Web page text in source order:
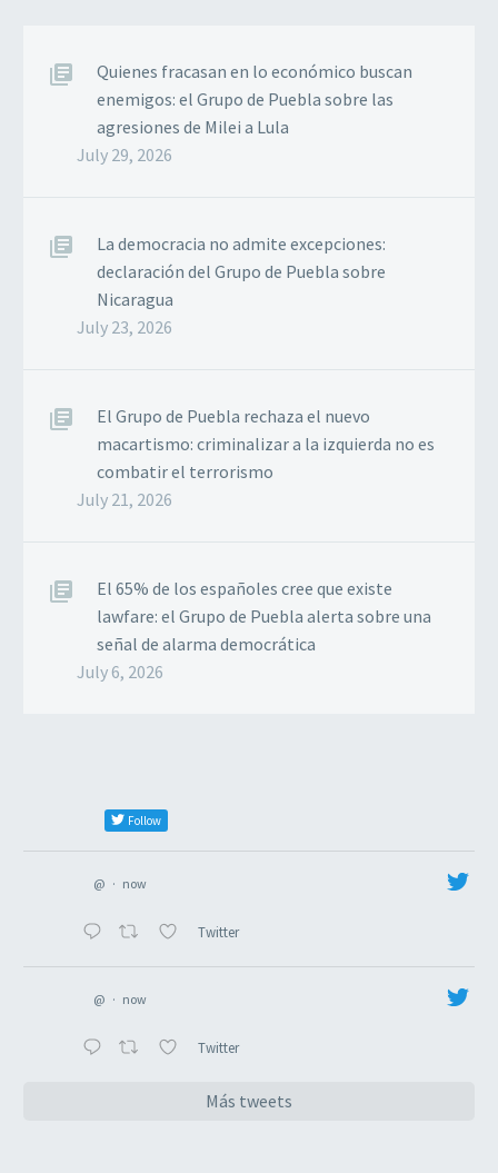
Quienes fracasan en lo económico buscan
enemigos: el Grupo de Puebla sobre las
agresiones de Milei a Lula
July 29, 2026
La democracia no admite excepciones:
declaración del Grupo de Puebla sobre
Nicaragua
July 23, 2026
El Grupo de Puebla rechaza el nuevo
macartismo: criminalizar a la izquierda no es
combatir el terrorismo
July 21, 2026
El 65% de los españoles cree que existe
lawfare: el Grupo de Puebla alerta sobre una
señal de alarma democrática
July 6, 2026
Follow
@ · now
Twitter
@ · now
Twitter
Más tweets